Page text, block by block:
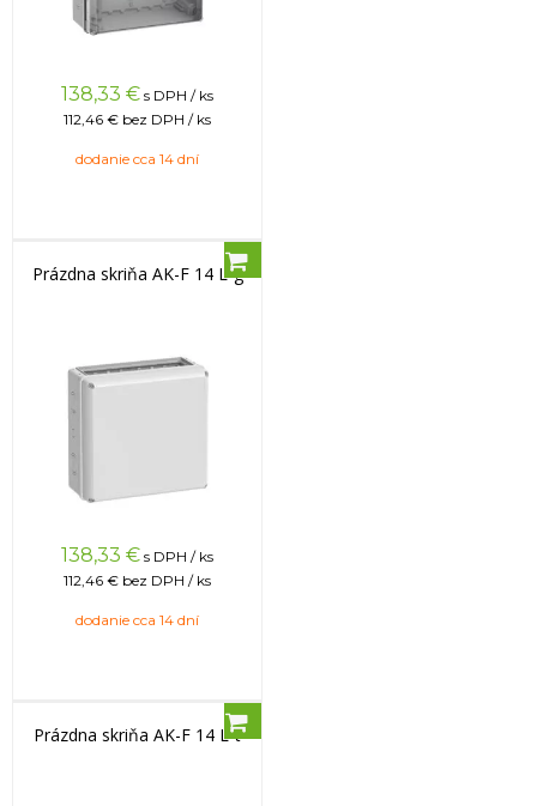
138,33 € s DPH / ks
112,46 € bez DPH / ks
dodanie cca 14 dní
Prázdna skriňa AK-F 14 L-g
138,33 € s DPH / ks
112,46 € bez DPH / ks
dodanie cca 14 dní
Prázdna skriňa AK-F 14 L-t